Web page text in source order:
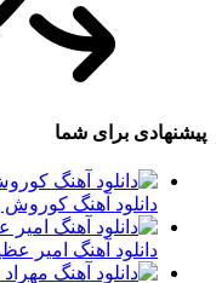
پیشنهادی برای شما
دانلود آهنگ
دانلود آهنگ امیر